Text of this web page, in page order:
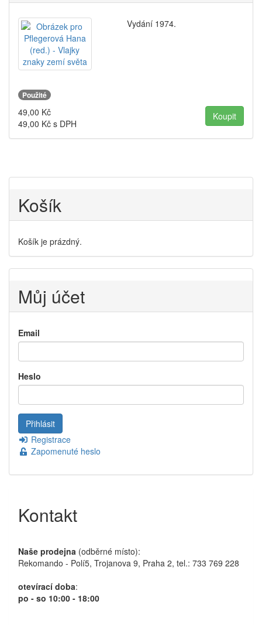
Vydání 1974.
Použité
49,00 Kč
49,00 Kč s DPH
Košík
Košík je prázdný.
Můj účet
Email
Heslo
Registrace
Zapomenuté heslo
Kontakt
Naše prodejna (odběrné místo):
Rekomando - Polí5, Trojanova 9, Praha 2, tel.: 733 769 228
otevírací doba:
po - so 10:00 - 18:00